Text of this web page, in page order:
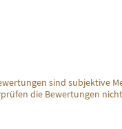
sind subjektive
die Bewertungen